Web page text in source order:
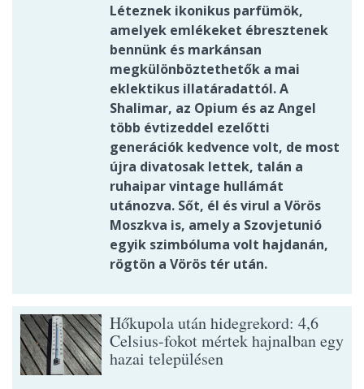
Léteznek ikonikus parfümök,
amelyek emlékeket ébresztenek
bennünk és markánsan
megkülönböztethetők a mai
eklektikus illatáradattól. A
Shalimar, az Opium és az Angel
több évtizeddel ezelőtti
generációk kedvence volt, de most
újra divatosak lettek, talán a
ruhaipar vintage hullámát
utánozva. Sőt, él és virul a Vörös
Moszkva is, amely a Szovjetunió
egyik szimbóluma volt hajdanán,
rögtön a Vörös tér után.
Hőkupola után hidegrekord: 4,6
Celsius-fokot mértek hajnalban egy
hazai településen